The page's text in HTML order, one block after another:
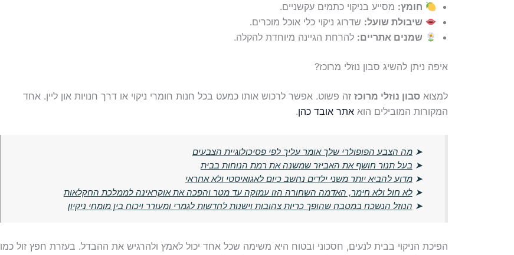
חומץ: מסייע בניקוי כתמים עקשניים.
שיבולת שועל: שדרוג ניקוי כלי אוכל מוכרים.
שמנים אתריים: להרחת הגיינה מיוחדת להקלה.
איפה ניתן להשיג סבון נוזלי מרוכז?
למצוא סבון נוזלי מרוכז זה פשוט. אפשר לרכוש אותו כמעט בכל חנות חומרי ניקוי או דרך חנויות און ליין. אחד
המקורות המובילים הוא אתר אובד כהן.
➤מה הצבע הפופולרי שלך אומר עליך לפי פסיכולוגיית הצבעים
➤ בעל תנור חושף את האביזר שמשנה את רמת הנוחות בבית
➤מדוע להביא יותר משני ילדים נחשב כיום לאגואיסטי ולא אחראי
➤לא חול ולא חימר, האדמה השחורה הזו עמוקה עד מטר והפכה את אוקראינה לממלכת החקלאות
➤ הנוזל הנשכח במטבח שהופך כריות צהובות וישנות לחדשות לגמרי ומעורר ויכוח בין מומחי ניקיון
הפיכת הניקוי בבית לנעים, חסכוני ובטוח היא משימה שכל אחד יכול לאמץ ולהרגיש את ההבדל. בעזרת חפץ זול כמו